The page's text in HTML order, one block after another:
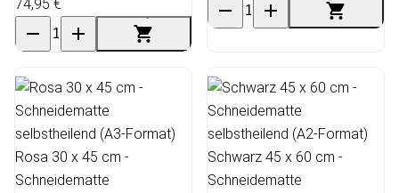
74,95 €
Rosa 30 x 45 cm -
Schneidematte
Schwarz 45 x 60 cm -
Schneidematte